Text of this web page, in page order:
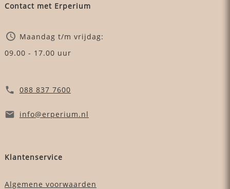
Contact met Erperium
Maandag t/m vrijdag:
09.00 - 17.00 uur
088 837 7600
info@erperium.nl
Klantenservice
Algemene voorwaarden